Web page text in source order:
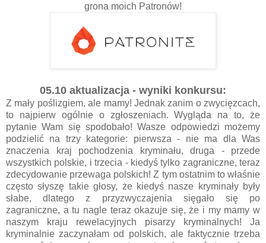
grona moich Patronów!
05.10 aktualizacja - wyniki konkursu:
Z mały poślizgiem, ale mamy! Jednak zanim o zwycięzcach,
to najpierw ogólnie o zgłoszeniach. Wygląda na to, że
pytanie Wam się spodobało! Wasze odpowiedzi możemy
podzielić na trzy kategorie: pierwsza - nie ma dla Was
znaczenia kraj pochodzenia kryminału, druga - przede
wszystkich polskie, i trzecia - kiedyś tylko zagraniczne, teraz
zdecydowanie przewaga polskich! Z tym ostatnim to właśnie
często słyszę takie głosy, że kiedyś nasze kryminały były
słabe, dlatego z przyzwyczajenia sięgało się po
zagraniczne, a tu nagle teraz okazuje się, że i my mamy w
naszym kraju rewelacyjnych pisarzy kryminalnych! Ja
kryminalnie zaczynałam od polskich, ale faktycznie trzeba